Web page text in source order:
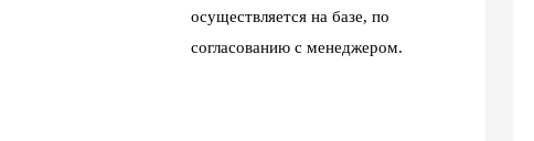
осуществляется на базе, по
согласованию с менеджером.